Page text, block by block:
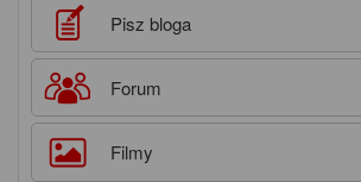
Pisz bloga
Forum
Filmy